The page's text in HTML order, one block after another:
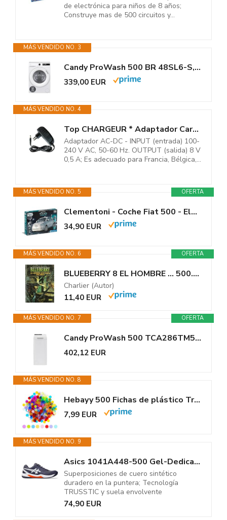
de electrónica para niños de 8 años;
Construye mas de 500 circuitos y...
MÁS VENDIDO NO. 3
Candy ProWash 500 BR 48SL6-S, Lavadora 8 KG, 1400 RPM, Display Digital,...
339,00 EUR
MÁS VENDIDO NO. 4
Top CHARGEUR * Adaptador Cargador Corriente Salida Output DC 8V 0.5A 500mA...
Adaptador AC-DC - INPUT (entrada) 100-
240 V AC, 50-60 Hz. OUTPUT (salida) 8 V
0,5 A; Es adecuado para Francia, Bélgica,...
OFERTA
MÁS VENDIDO NO. 5
Clementoni - Coche Fiat 500 - Eléctrico con Motor - Juego de...
34,90 EUR
OFERTA
MÁS VENDIDO NO. 6
BLUEBERRY 8 EL HOMBRE ... 500.000 DOLAR
Charlier (Autor)
11,40 EUR
OFERTA
MÁS VENDIDO NO. 7
Candy ProWash 500 TCA286TM5-S Lavadora Carga Superior 8 KG, 1200 RPM,...
402,12 EUR
MÁS VENDIDO NO. 8
Hebayy 500 Fichas de plástico Transparentes de 8 Colores para el Bingo...
7,99 EUR
MÁS VENDIDO NO. 9
Asics 1041A448-500 Gel-Dedicate 8 Clay Hombre Indigo Fog/White EU 44
Superposiciones de cuero sintético
duradero en la puntera; Tecnología
TRUSSTIC y suela envolvente
74,90 EUR